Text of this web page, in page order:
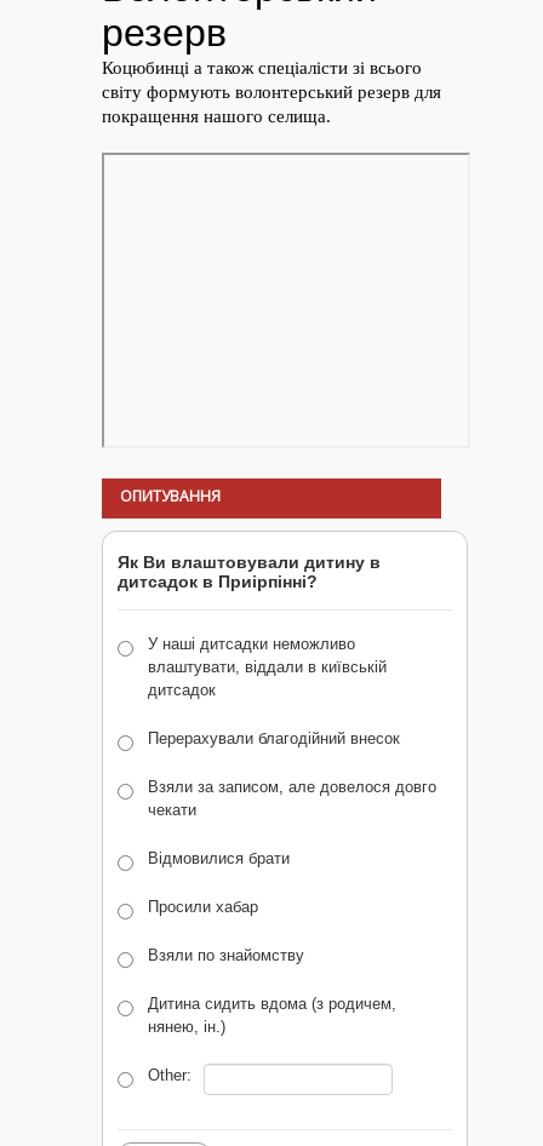
ОПИТУВАННЯ
Як Ви влаштовували дитину в
дитсадок в Приірпінні?
У наші дитсадки неможливо
влаштувати, віддали в київській
дитсадок
Перерахували благодійний внесок
Взяли за записом, але довелося довго
чекати
Відмовилися брати
Просили хабар
Взяли по знайомству
Дитина сидить вдома (з родичем,
нянею, ін.)
Other: